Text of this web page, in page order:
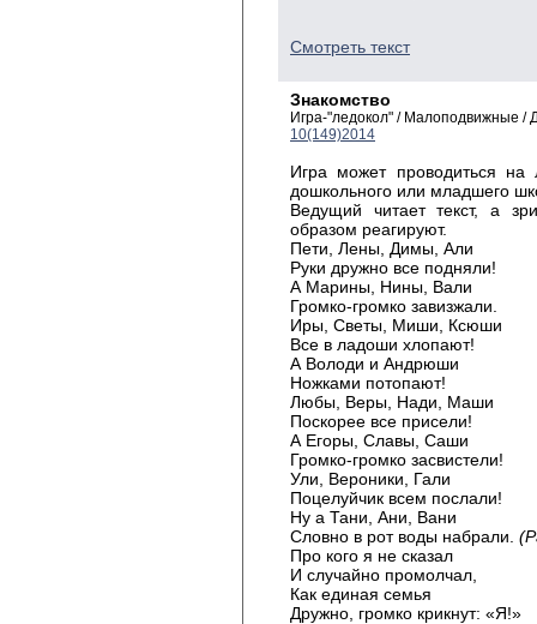
Смотреть текст
Знакомство
Игра-"ледокол" / Малоподвижные /
10(149)2014
Игра может проводиться
дошкольного или младшего
Ведущий читает текст, а
образом реагируют.
Пети, Лены, Димы, Али
Руки дружно все подняли!
А Марины, Нины, Вали
Громко-громко завизжали.
Иры, Светы, Миши, Ксюши
Все в ладоши хлопают!
А Володи и Андрюши
Ножками потопают!
Любы, Веры, Нади, Маши
Поскорее все присели!
А Егоры, Славы, Саши
Громко-громко засвистели!
Ули, Вероники, Гали
Поцелуйчик всем послали!
Ну а Тани, Ани, Вани
Словно в рот воды набрали.
Про кого я не сказал
И случайно промолчал,
Как единая семья
Дружно, громко крикнут: «Я!»